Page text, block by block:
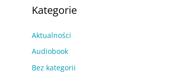
Kategorie
Aktualności
Audiobook
Bez kategorii